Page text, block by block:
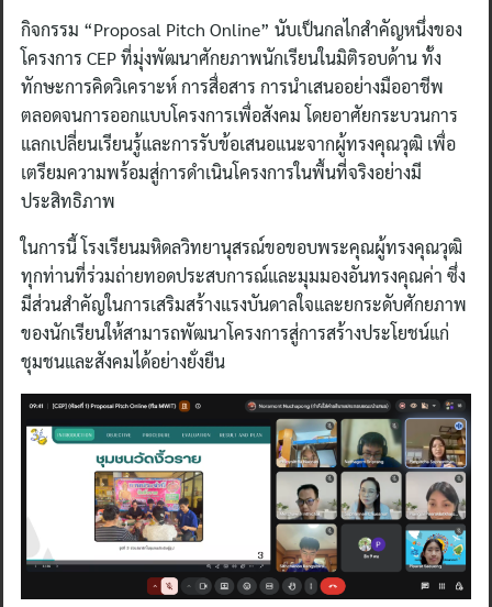
กิจกรรม “Proposal Pitch Online” นับเป็นกลไกสำคัญหนึ่งของ
โครงการ CEP ที่มุ่งพัฒนาศักยภาพนักเรียนในมิติรอบด้าน ทั้ง
ทักษะการคิดวิเคราะห์ การสื่อสาร การนำเสนออย่างมืออาชีพ
ตลอดจนการออกแบบโครงการเพื่อสังคม โดยอาศัยกระบวนการ
แลกเปลี่ยนเรียนรู้และการรับข้อเสนอแนะจากผู้ทรงคุณวุฒิ เพื่อ
เตรียมความพร้อมสู่การดำเนินโครงการในพื้นที่จริงอย่างมี
ประสิทธิภาพ
ในการนี้ โรงเรียนมหิดลวิทยานุสรณ์ขอขอบพระคุณผู้ทรงคุณวุฒิ
ทุกท่านที่ร่วมถ่ายทอดประสบการณ์และมุมมองอันทรงคุณค่า ซึ่ง
มีส่วนสำคัญในการเสริมสร้างแรงบันดาลใจและยกระดับศักยภาพ
ของนักเรียนให้สามารถพัฒนาโครงการสู่การสร้างประโยชน์แก่
ชุมชนและสังคมได้อย่างยั่งยืน